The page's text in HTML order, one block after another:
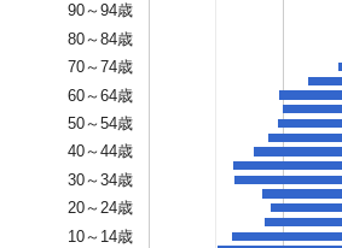
10～14歳
20～24歳
30～34歳
40～44歳
50～54歳
60～64歳
70～74歳
80～84歳
90～94歳